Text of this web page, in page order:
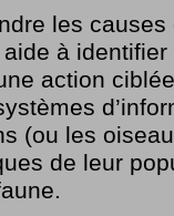
les
à
action
(ou les
de leur